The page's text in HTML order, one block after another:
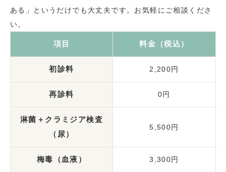
ある」というだけでも大丈夫です。お気軽にご相談くださ
い。
項目 料金（税込）
初診料 2,200円
再診料 0円
淋菌＋クラミジア検査
（尿）
5,500円
梅毒（血液） 3,300円